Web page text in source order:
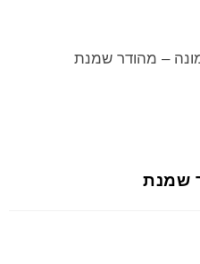
– מהודר שמנת
שמנת